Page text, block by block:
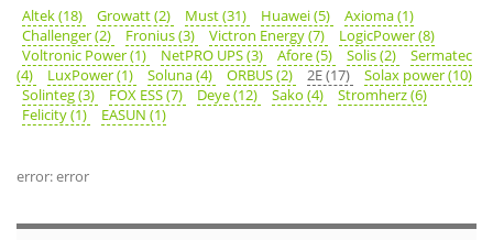
Altek (18) Growatt (2) Must (31) Huawei (5)
Axioma (1)
Challenger (2)
Fronius (3) Victron Energy (7)
LogicPower (8)
Voltronic Power (1)
NetPRO UPS (3) Afore (5) Solis (2)
Sermatec
(4)
LuxPower (1) Soluna (4) ORBUS (2) 2E (17)
Solax power (10)
Solinteg (3)
FOX ESS (7) Deye (12) Sako (4)
Stromherz (6)
Felicity (1)
EASUN (1)
error: error